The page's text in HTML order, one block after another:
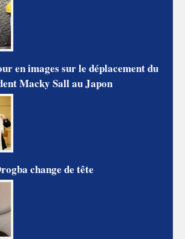
en images sur le déplacement du
Macky Sall au Japon
change de tête